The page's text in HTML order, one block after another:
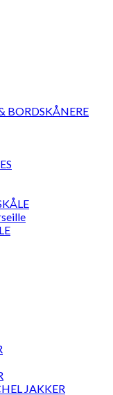
BORDSKÅNERE
JAKKER